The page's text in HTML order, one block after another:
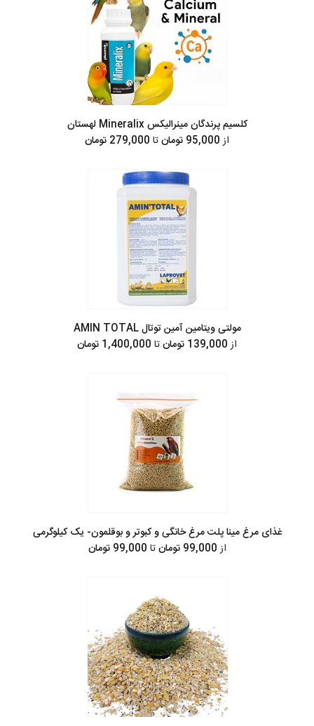
کلسیم پرندگان مینرالیکس Mineralix لهستان
از95,000 تومان تا
مولتی ویتامین آمین توتال AMIN TOTAL
از139,000 تومان تا
غذای مرغ مینا پلت مرغ خانگی و کبوتر و بوقلمون- یک کیلوگرمی
از99,000 تومان تا